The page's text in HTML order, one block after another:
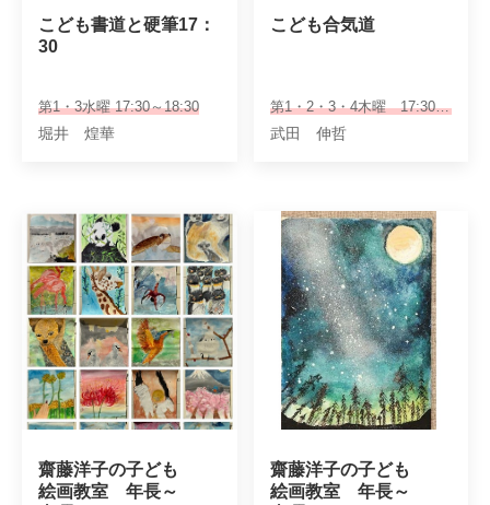
こども書道と硬筆17：
30
第1・3水曜 17:30～18:30
堀井 煌華
こども合気道
第1・2・3・4木曜 17:30～18:30
武田 伸哲
齋藤洋子の子ども
絵画教室　年長～
齋藤洋子の子ども
絵画教室　年長～